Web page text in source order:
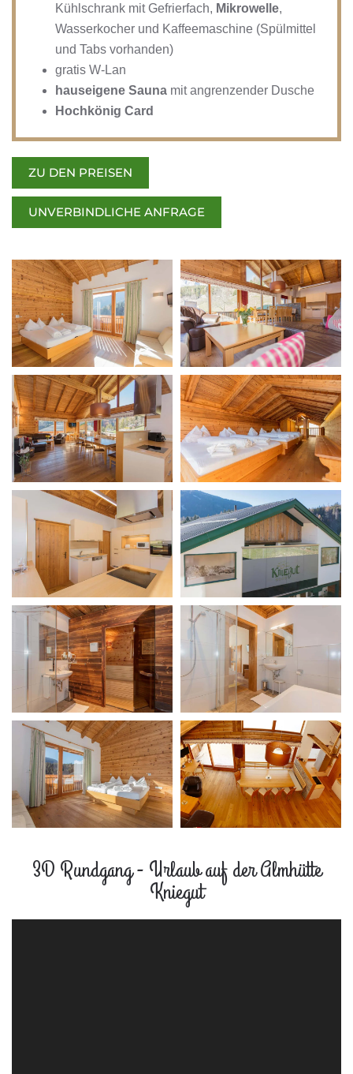
Kühlschrank mit Gefrierfach, Mikrowelle,
Wasserkocher und Kaffeemaschine (Spülmittel
und Tabs vorhanden)
gratis W-Lan
hauseigene Sauna mit angrenzender Dusche
Hochkönig Card
ZU DEN PREISEN
UNVERBINDLICHE ANFRAGE
3D Rundgang - Urlaub auf der Almhütte
Kniegut